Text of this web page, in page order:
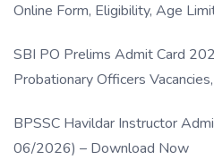
Online Form, Eligibility, Age
SBI PO Prelims Admit Card
Probationary Officers
BPSSC Havildar Instructor
06/2026) – Download Now